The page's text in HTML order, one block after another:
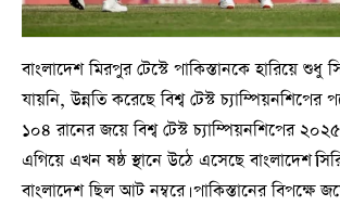
বাংলাদেশ মিরপুর টেস্টে পাকিস্তানকে হারিয়ে শুধু
যায়নি, উন্নতি করেছে বিশ্ব টেস্ট চ্যাম্পিয়নশিপের
১০৪ রানের জয়ে বিশ্ব টেস্ট চ্যাম্পিয়নশিপের
এগিয়ে এখন ষষ্ঠ স্থানে উঠে এসেছে
বাংলাদেশ ছিল আট নম্বরে। পাকিস্তানের বিপক্ষে